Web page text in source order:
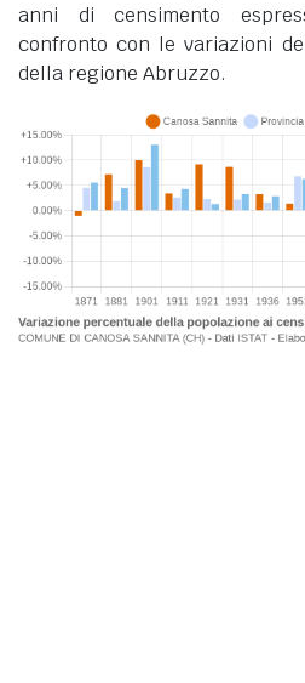
anni di censimento
confronto con le variazioni
della regione Abruzzo.